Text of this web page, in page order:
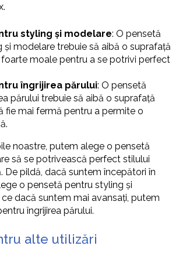
styling și modelare: O pensetă
și modelare trebuie să aibă o suprafață
foarte moale pentru a se potrivi perfect
îngrijirea părului: O pensetă
părului trebuie să aibă o suprafață
fie mai fermă pentru a permite o
noastre, putem alege o pensetă
să se potrivească perfect stilului
De pildă, dacă suntem începători în
o pensetă pentru styling și
dacă suntem mai avansați, putem
îngrijirea părului.
alte utilizări